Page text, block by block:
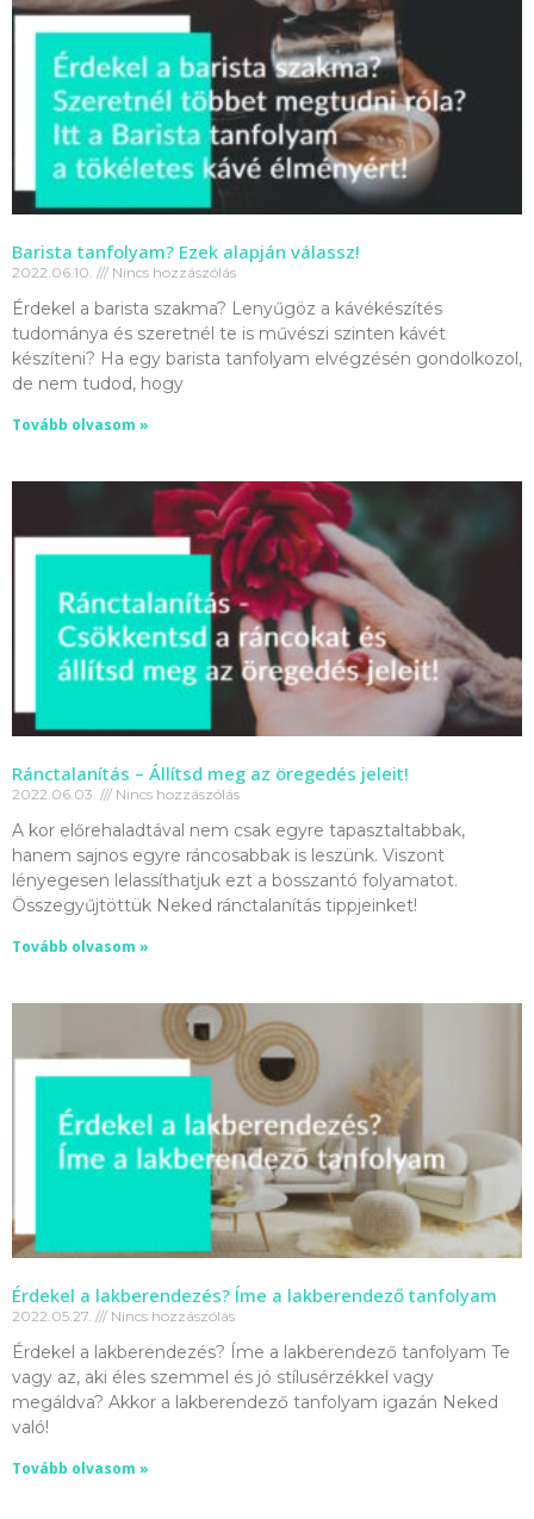
Barista tanfolyam? Ezek alapján válassz!
2022.06.10. Nincs hozzászólás
Érdekel a barista szakma? Lenyűgöz a kávékészítés
tudománya és szeretnél te is művészi szinten kávét
készíteni? Ha egy barista tanfolyam elvégzésén gondolkozol,
de nem tudod, hogy
Tovább olvasom »
Ránctalanítás – Állítsd meg az öregedés jeleit!
2022.06.03. Nincs hozzászólás
A kor előrehaladtával nem csak egyre tapasztaltabbak,
hanem sajnos egyre ráncosabbak is leszünk. Viszont
lényegesen lelassíthatjuk ezt a bosszantó folyamatot.
Összegyűjtöttük Neked ránctalanítás tippjeinket!
Tovább olvasom »
Érdekel a lakberendezés? Íme a lakberendező tanfolyam
2022.05.27. Nincs hozzászólás
Érdekel a lakberendezés? Íme a lakberendező tanfolyam Te
vagy az, aki éles szemmel és jó stílusérzékkel vagy
megáldva? Akkor a lakberendező tanfolyam igazán Neked
való!
Tovább olvasom »